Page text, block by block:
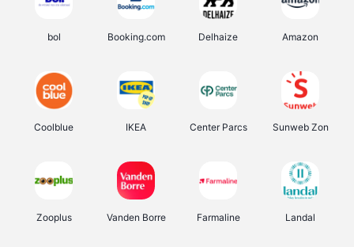
bol Booking.com Delhaize Amazon
Coolblue IKEA Center Parcs Sunweb Zon
Zooplus Vanden Borre Farmaline Landal